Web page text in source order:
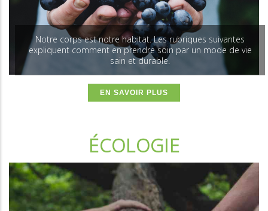
Notre corps est notre habitat. Les rubriques suivantes
expliquent comment en prendre soin par un mode de vie
sain et durable.
EN SAVOIR PLUS
ÉCOLOGIE